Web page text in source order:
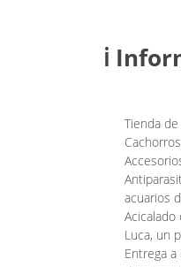
ℹ️
Tienda
acuarios
Luca, un
Entrega